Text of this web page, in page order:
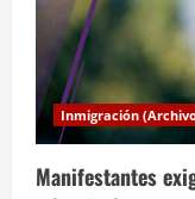
n
d
e
Inmigración
Manifestantes